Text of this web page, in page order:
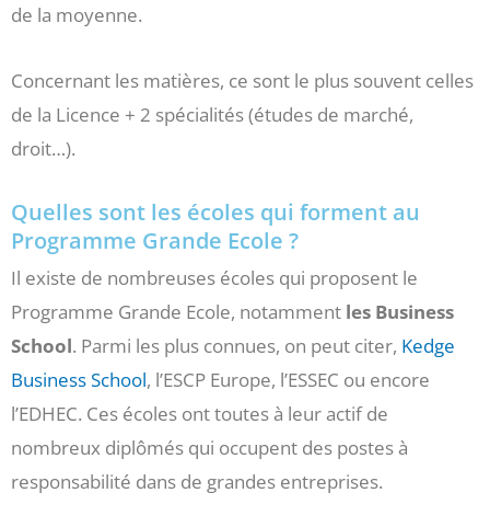
de la moyenne.
Concernant les matières, ce sont le plus souvent celles
de la Licence + 2 spécialités (études de marché,
droit…).
Quelles sont les écoles qui forment au
Programme Grande Ecole ?
Il existe de nombreuses écoles qui proposent le
Programme Grande Ecole, notamment les Business
School. Parmi les plus connues, on peut citer, Kedge
Business School, l’ESCP Europe, l’ESSEC ou encore
l’EDHEC. Ces écoles ont toutes à leur actif de
nombreux diplômés qui occupent des postes à
responsabilité dans de grandes entreprises.